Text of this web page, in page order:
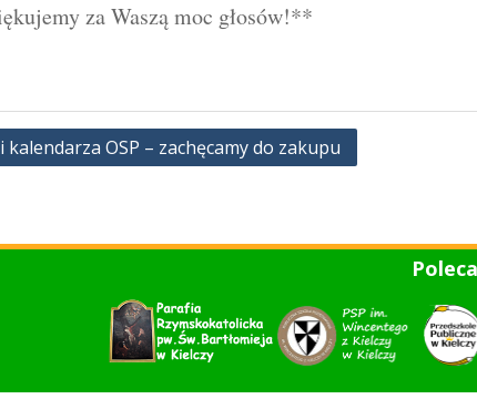
za Waszą moc głosów!**
OSP – zachęcamy do zakupu